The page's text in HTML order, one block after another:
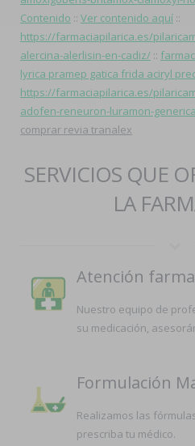
Contenido :: Ver contenido aquí ::
https://farmaciapilarica.es/
alercina-alerlisin-en-cadiz/ ::
lyrica pramep gatica frida aciryl
https://farmaciapilarica.es/
adofen-reneuron-luramon-
comprar revia tranalex
SERVICIOS QUE
LA
Atención
Nuestro equipo de
su medicación,
Formulación
Realizamos las
prescriba tu médico.